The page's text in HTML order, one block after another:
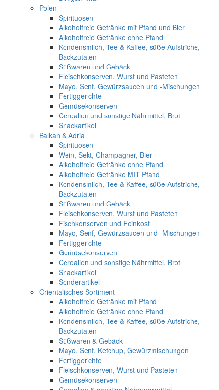
Polen
Spirituosen
Alkoholfreie Getränke mit Pfand und Bier
Alkoholfreie Getränke ohne Pfand
Kondensmilch, Tee & Kaffee, süße Aufstriche,
Backzutaten
Süßwaren und Gebäck
Fleischkonserven, Wurst und Pasteten
Mayo, Senf, Gewürzsaucen und -Mischungen
Fertiggerichte
Gemüsekonserven
Cerealien und sonstige Nährmittel, Brot
Snackartikel
Balkan & Adria
Spirituosen
Wein, Sekt, Champagner, Bier
Alkoholfreie Getränke ohne Pfand
Alkoholfreie Getränke MIT Pfand
Kondensmilch, Tee & Kaffee, süße Aufstriche,
Backzutaten
Süßwaren und Gebäck
Fleischkonserven, Wurst und Pasteten
Fischkonserven und Feinkost
Mayo, Senf, Gewürzsaucen und -Mischungen
Fertiggerichte
Gemüsekonserven
Cerealien und sonstige Nährmittel, Brot
Snackartikel
Sonderartikel
Orientalisches Sortiment
Alkoholfreie Getränke mit Pfand
Alkoholfreie Getränke ohne Pfand
Kondensmilch, Tee & Kaffee, süße Aufstriche,
Backzutaten
Süßwaren & Gebäck
Mayo, Senf, Ketchup, Gewürzmischungen
Fertiggerichte
Fleischkonserven, Wurst und Pasteten
Gemüsekonserven